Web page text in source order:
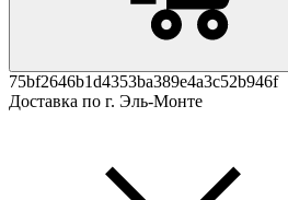
75bf2646b1d4353ba389e4a3c52b946f
Доставка по г. Эль-Монте